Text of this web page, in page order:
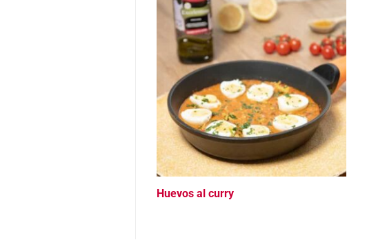
Huevos al curry